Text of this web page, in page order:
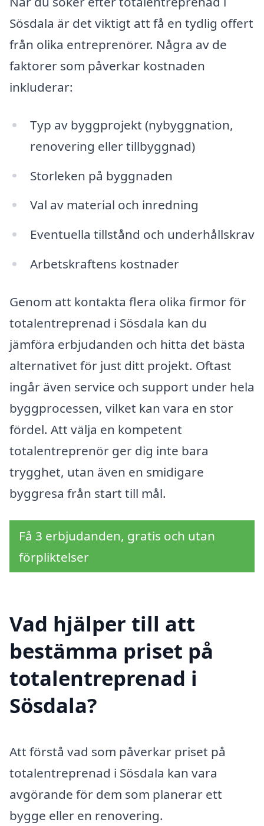
Sösdala är det viktigt att få en tydlig offert
från olika entreprenörer. Några av de
faktorer som påverkar kostnaden
inkluderar:
Typ av byggprojekt (nybyggnation,
renovering eller tillbyggnad)
Storleken på byggnaden
Val av material och inredning
Eventuella tillstånd och underhållskrav
Arbetskraftens kostnader
Genom att kontakta flera olika firmor för
totalentreprenad i Sösdala kan du
jämföra erbjudanden och hitta det bästa
alternativet för just ditt projekt. Oftast
ingår även service och support under hela
byggprocessen, vilket kan vara en stor
fördel. Att välja en kompetent
totalentreprenör ger dig inte bara
trygghet, utan även en smidigare
byggresa från start till mål.
Få 3 erbjudanden, gratis och utan
förpliktelser
Vad hjälper till att
bestämma priset på
totalentreprenad i
Sösdala?
Att förstå vad som påverkar priset på
totalentreprenad i Sösdala kan vara
avgörande för dem som planerar ett
bygge eller en renovering.